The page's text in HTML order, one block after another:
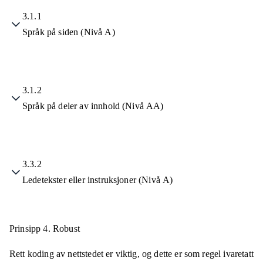
3.1.1
Språk på siden (Nivå A)
3.1.2
Språk på deler av innhold (Nivå AA)
3.3.2
Ledetekster eller instruksjoner (Nivå A)
Prinsipp 4. Robust
Rett koding av nettstedet er viktig, og dette er som regel ivaretatt